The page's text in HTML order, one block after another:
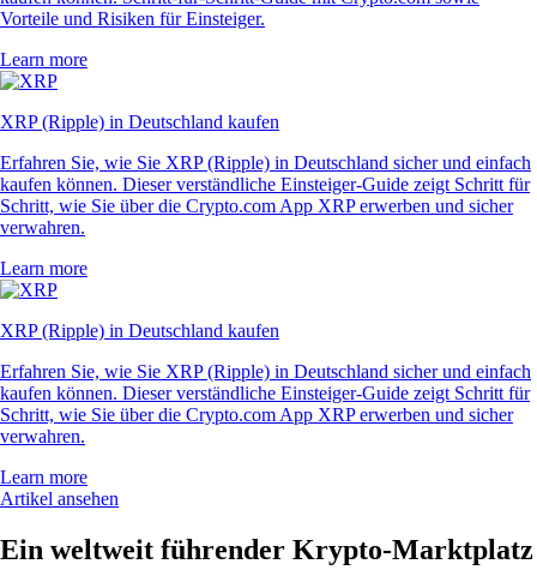
Vorteile und Risiken für Einsteiger.
Learn more
XRP (Ripple) in Deutschland kaufen
Erfahren Sie, wie Sie XRP (Ripple) in Deutschland sicher und einfach
kaufen können. Dieser verständliche Einsteiger-Guide zeigt Schritt für
Schritt, wie Sie über die Crypto.com App XRP erwerben und sicher
verwahren.
Learn more
XRP (Ripple) in Deutschland kaufen
Erfahren Sie, wie Sie XRP (Ripple) in Deutschland sicher und einfach
kaufen können. Dieser verständliche Einsteiger-Guide zeigt Schritt für
Schritt, wie Sie über die Crypto.com App XRP erwerben und sicher
verwahren.
Learn more
Artikel ansehen
Ein weltweit führender Krypto-Marktplatz